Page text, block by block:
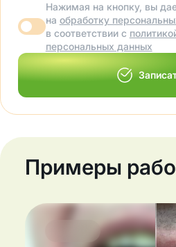
Нажимая на кнопку, вы
на обработку
в соответствии с
персональных данных
Примеры